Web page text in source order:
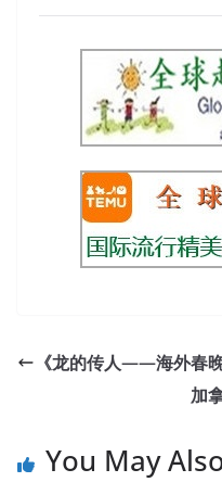
《龙的传人——海外春
加
You May